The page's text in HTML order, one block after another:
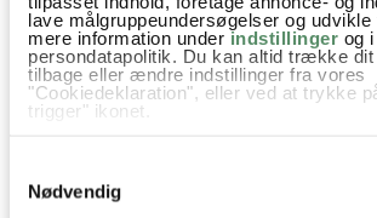
lave målgruppeundersøgelser og udvikle
mere information under indstillinger og
persondatapolitik. Du kan altid trække
tilbage eller ændre indstillinger fra vores
"Cookiedeklaration", eller ved at trykke
trigger" ikonet.
Indsamle præcise oplysninger
der kan være nøjagtig inden for få
Identificere din enhed baseret på
Nødvendig
Vinter Kylling Paprika Hvedemel
Svampe Tomatpuré Laurbærblade
piskefløde Persille